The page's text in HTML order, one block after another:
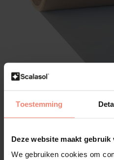
Toestemming
Deze website maakt gebruik
We gebruiken cookies om
Scalasol®
Film solaire |
Publiez votre propre évaluation
Transparent teinté moyen